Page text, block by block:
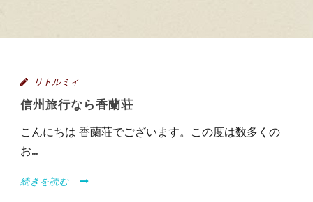
リトルミィ
信州旅行なら香蘭荘
こんにちは 香蘭荘でございます。この度は数多くの
お...
続きを読む